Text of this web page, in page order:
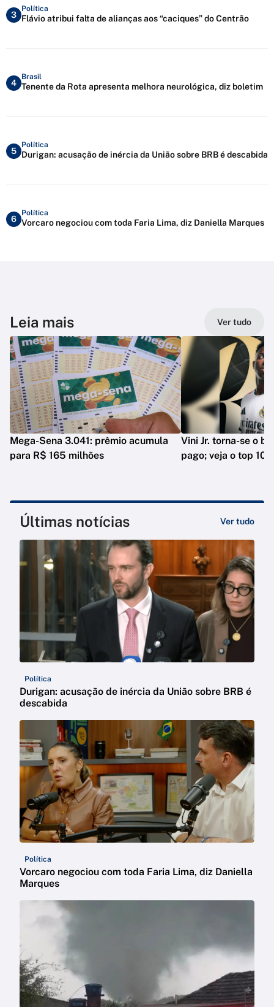
3
Política
Flávio atribui falta de alianças aos “caciques” do Centrão
4
Brasil
Tenente da Rota apresenta melhora neurológica, diz boletim
5
Política
Durigan: acusação de inércia da União sobre BRB é descabida
6
Política
Vorcaro negociou com toda Faria Lima, diz Daniella Marques
Leia mais Ver tudo
Mega-Sena 3.041: prêmio acumula
para R$ 165 milhões
Vini Jr. torna-se o
pago; veja o top 10
Últimas notícias Ver tudo
Política
Durigan: acusação de inércia da União sobre BRB é
descabida
Política
Vorcaro negociou com toda Faria Lima, diz Daniella
Marques